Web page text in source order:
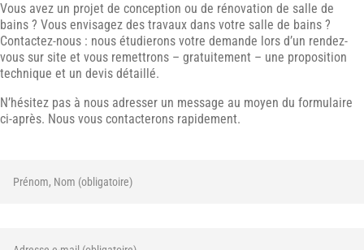
Vous avez un projet de conception ou de rénovation de salle de
bains ? Vous envisagez des travaux dans votre salle de bains ?
Contactez-nous : nous étudierons votre demande lors d’un rendez-
vous sur site et vous remettrons – gratuitement – une proposition
technique et un devis détaillé.
N’hésitez pas à nous adresser un message au moyen du formulaire
ci-après. Nous vous contacterons rapidement.